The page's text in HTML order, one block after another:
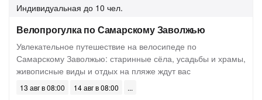
Индивидуальная до 10 чел.
Велопрогулка по Самарскому Заволжью
Увлекательное путешествие на велосипеде по
Самарскому Заволжью: старинные сёла, усадьбы и храмы,
живописные виды и отдых на пляже ждут вас
13 авг в 08:00 14 авг в 08:00